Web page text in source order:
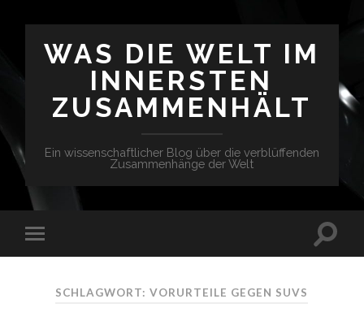
WAS DIE WELT IM
INNERSTEN
ZUSAMMENHÄLT
Ein wissenschaftlicher Blog über die verblüffenden
Zusammenhänge der Welt
SCHLAGWORT: VORURTEILE GEGEN SUVS